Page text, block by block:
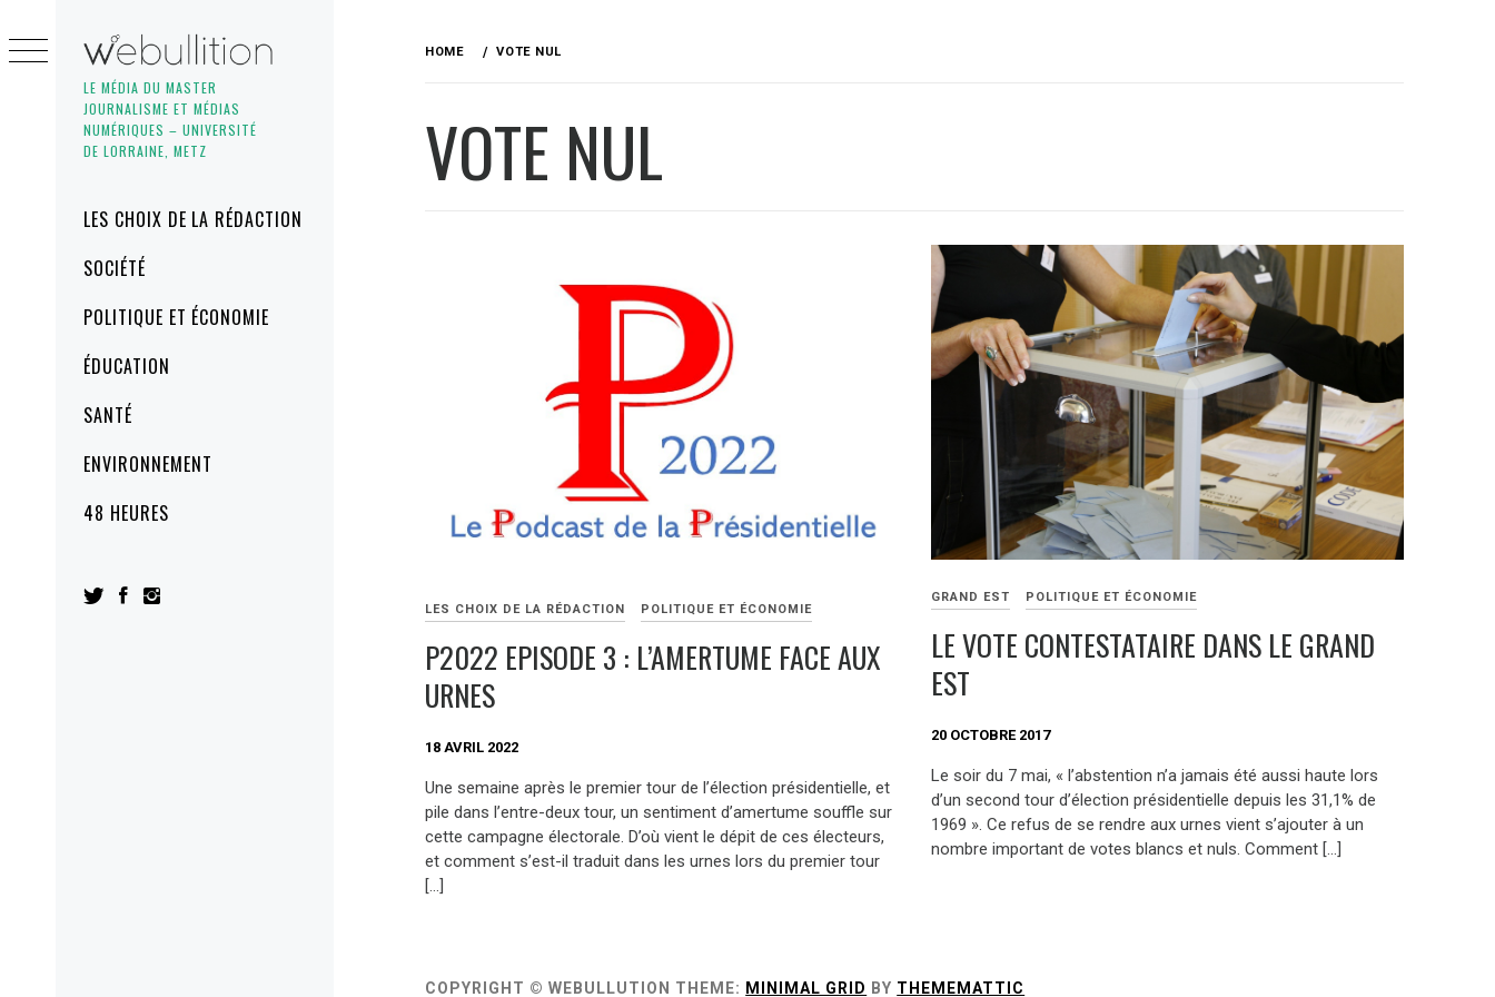
LE MÉDIA DU MASTER
JOURNALISME ET MÉDIAS
NUMÉRIQUES – UNIVERSITÉ
DE LORRAINE, METZ
MenuLES CHOIX DE LA RÉDACTION
SOCIÉTÉ
POLITIQUE ET ÉCONOMIE
ÉDUCATION
SANTÉ
ENVIRONNEMENT
48 HEURES
to
content
HOME VOTE NUL
VOTE NUL
LES CHOIX DE LA RÉDACTION POLITIQUE ET ÉCONOMIE
P2022 EPISODE 3 : L’AMERTUME FACE AUX
URNES
18 AVRIL 2022
Une semaine après le premier tour de l’élection présidentielle, et
pile dans l’entre-deux tour, un sentiment d’amertume souffle sur
cette campagne électorale. D’où vient le dépit de ces électeurs,
et comment s’est-il traduit dans les urnes lors du premier tour
[…]
GRAND EST POLITIQUE ET ÉCONOMIE
LE VOTE CONTESTATAIRE DANS LE GRAND
EST
20 OCTOBRE 2017
Le soir du 7 mai, « l’abstention n’a jamais été aussi haute lors
d’un second tour d’élection présidentielle depuis les 31,1% de
1969 ». Ce refus de se rendre aux urnes vient s’ajouter à un
nombre important de votes blancs et nuls. Comment […]
COPYRIGHT © WEBULLUTION THEME: MINIMAL GRID BY THEMEMATTIC